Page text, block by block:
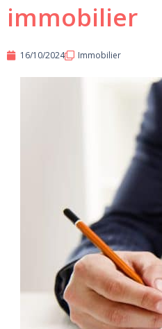
immobilier
16/10/2024 Immobilier